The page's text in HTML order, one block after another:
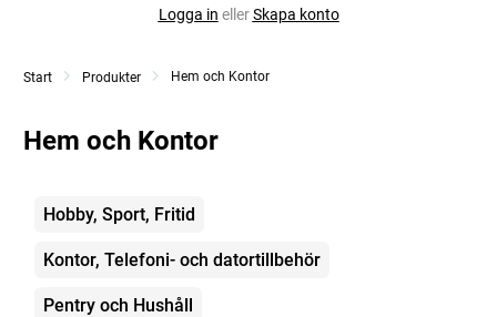
Logga in ellerSkapa konto
Start Produkter Hem och Kontor
Hem och Kontor
Kategorier
Hobby, Sport, Fritid
Kontor, Telefoni- och datortillbehör
Pentry och Hushåll